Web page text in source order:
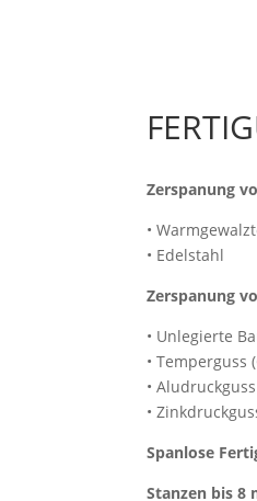
Zerspanung
•
• Edelstahl
Zerspanung
• Unlegierte
• Temperguss
• Aludruckguss
•
Spanlose
Stanzen bis 8